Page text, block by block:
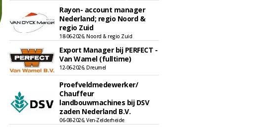
Rayon- account manager
Nederland; regio Noord &
regio Zuid
18-06-2026, Noord & regio Zuid
Export Manager bij PERFECT -
Van Wamel (fulltime)
12-06-2026, Dreumel
Proefveldmedewerker/
Chauffeur
landbouwmachines bij DSV
zaden Nederland B.V.
06-08-2026, Ven-Zelderheide